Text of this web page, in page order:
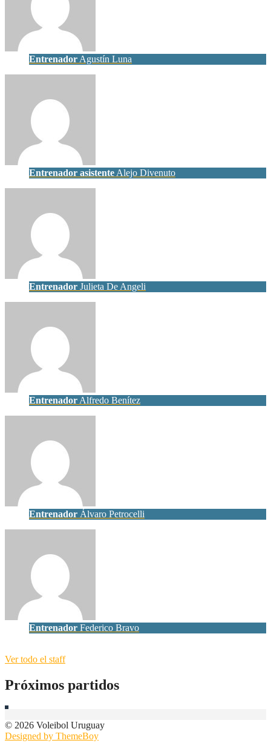
Entrenador Agustín Luna
Entrenador asistente Alejo Divenuto
Entrenador Julieta De Angeli
Entrenador Alfredo Benítez
Entrenador Álvaro Petrocelli
Entrenador Federico Bravo
Ver todo el staff
Próximos partidos
© 2026 Voleibol Uruguay
Designed by ThemeBoy